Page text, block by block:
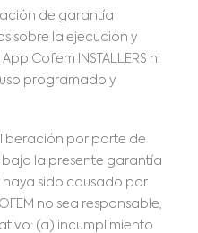
de garantía
sobre la ejecución y
Cofem INSTALLERS ni
programado y
liberación por parte de
bajo la presente garantía
sido causado por
no sea responsable,
(a) incumplimiento